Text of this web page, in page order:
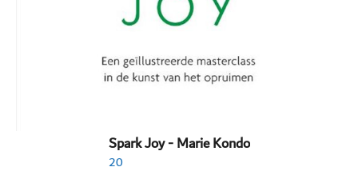
Spark Joy - Marie Kondo
20